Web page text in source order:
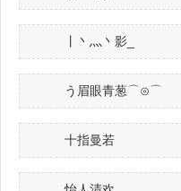
丨丶灬丶影_
う眉眼青葱⌒⊙⌒
十指曼若